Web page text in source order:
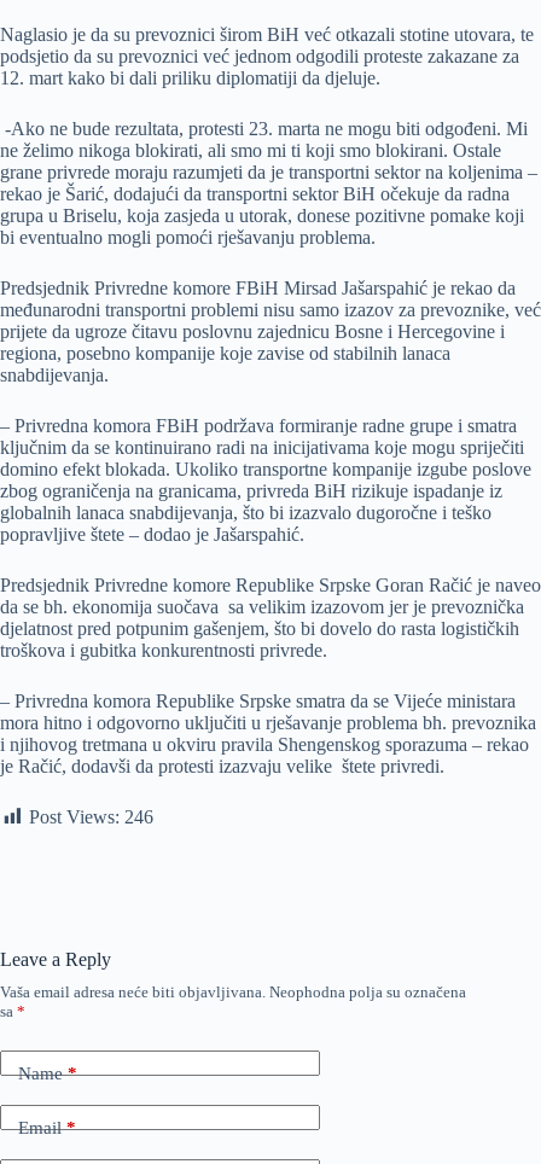
Naglasio je da su prevoznici širom BiH već otkazali stotine utovara, te
podsjetio da su prevoznici već jednom odgodili proteste zakazane za
12. mart kako bi dali priliku diplomatiji da djeluje.
-Ako ne bude rezultata, protesti 23. marta ne mogu biti odgođeni. Mi
ne želimo nikoga blokirati, ali smo mi ti koji smo blokirani. Ostale
grane privrede moraju razumjeti da je transportni sektor na koljenima –
rekao je Šarić, dodajući da transportni sektor BiH očekuje da radna
grupa u Briselu, koja zasjeda u utorak, donese pozitivne pomake koji
bi eventualno mogli pomoći rješavanju problema.
Predsjednik Privredne komore FBiH Mirsad Jašarspahić je rekao da
međunarodni transportni problemi nisu samo izazov za prevoznike, već
prijete da ugroze čitavu poslovnu zajednicu Bosne i Hercegovine i
regiona, posebno kompanije koje zavise od stabilnih lanaca
snabdijevanja.
– Privredna komora FBiH podržava formiranje radne grupe i smatra
ključnim da se kontinuirano radi na inicijativama koje mogu spriječiti
domino efekt blokada. Ukoliko transportne kompanije izgube poslove
zbog ograničenja na granicama, privreda BiH rizikuje ispadanje iz
globalnih lanaca snabdijevanja, što bi izazvalo dugoročne i teško
popravljive štete – dodao je Jašarspahić.
Predsjednik Privredne komore Republike Srpske Goran Račić je naveo
da se bh. ekonomija suočava sa velikim izazovom jer je prevoznička
djelatnost pred potpunim gašenjem, što bi dovelo do rasta logističkih
troškova i gubitka konkurentnosti privrede.
– Privredna komora Republike Srpske smatra da se Vijeće ministara
mora hitno i odgovorno uključiti u rješavanje problema bh. prevoznika
i njihovog tretmana u okviru pravila Shengenskog sporazuma – rekao
je Račić, dodavši da protesti izazvaju velike štete privredi.
Post Views: 246
Leave a Reply
Vaša email adresa neće biti objavljivana. Neophodna polja su označena
sa *
Name*
Email*